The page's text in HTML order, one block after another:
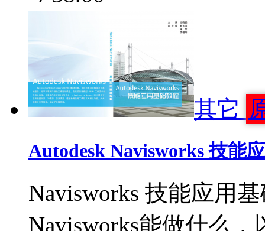
其它
Autodesk Navisworks 技能
Navisworks 技能应用
Navisworks能做什么